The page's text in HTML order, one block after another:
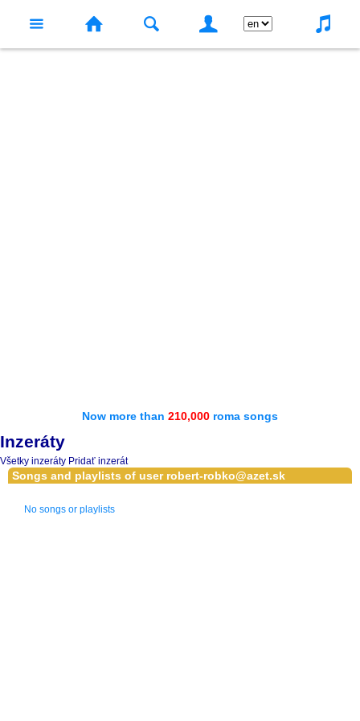
Now more than 210,000 roma songs
Inzeráty
Všetky inzeráty Pridať inzerát
Songs and playlists of user robert-robko@azet.sk
No songs or playlists